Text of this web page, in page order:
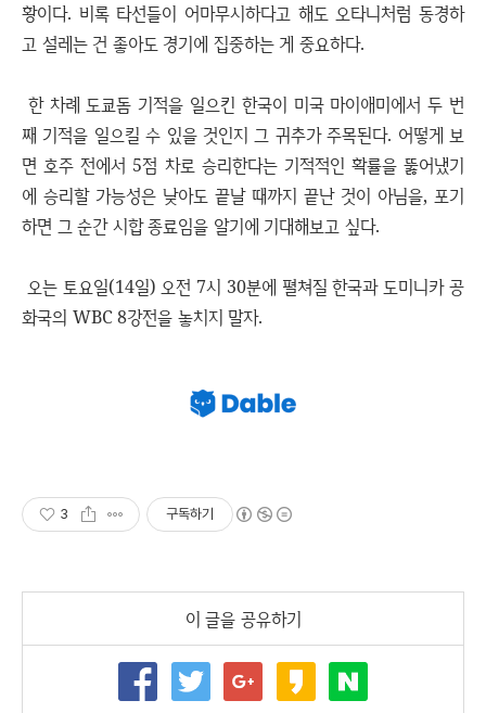
황이다. 비록 타선들이 어마무시하다고 해도 오타니처럼 동경하
고 설레는 건 좋아도 경기에 집중하는 게 중요하다.
한 차례 도쿄돔 기적을 일으킨 한국이 미국 마이애미에서 두 번
째 기적을 일으킬 수 있을 것인지 그 귀추가 주목된다. 어떻게 보
면 호주 전에서 5점 차로 승리한다는 기적적인 확률을 뚫어냈기
에 승리할 가능성은 낮아도 끝날 때까지 끝난 것이 아님을, 포기
하면 그 순간 시합 종료임을 알기에 기대해보고 싶다.
오는 토요일(14일) 오전 7시 30분에 펼쳐질 한국과 도미니카 공
화국의 WBC 8강전을 놓치지 말자.
3 구독하기
이 글을 공유하기